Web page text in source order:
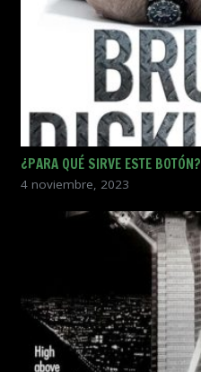
¿PARA QUÉ SIRVE ESTE BOTÓN?
4 noviembre, 2023